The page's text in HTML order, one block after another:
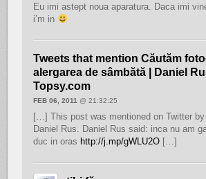
Eu imi astept noua aparatura. Daca imi
i’m in
Tweets that mention Căutăm
alergarea de sâmbătă | Daniel
Topsy.com
FEB 06, 2011@ 21:32:25
[…] This post was mentioned on Twitter by
Daniel Rus. Daniel Rus said: inca nu am
duc in oras http://j.mp/gWLU2O[…]